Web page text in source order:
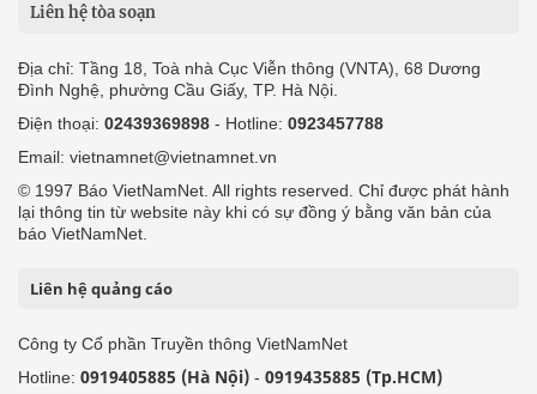
Liên hệ tòa soạn
Địa chỉ: Tầng 18, Toà nhà Cục Viễn thông (VNTA), 68 Dương
Đình Nghệ, phường Cầu Giấy, TP. Hà Nội.
Điện thoại: 02439369898 - Hotline: 0923457788
Email: vietnamnet@vietnamnet.vn
© 1997 Báo VietNamNet. All rights reserved. Chỉ được phát hành
lại thông tin từ website này khi có sự đồng ý bằng văn bản của
báo VietNamNet.
Liên hệ quảng cáo
Công ty Cổ phần Truyền thông VietNamNet
Hotline: 0919405885 (Hà Nội) - 0919435885 (Tp.HCM)